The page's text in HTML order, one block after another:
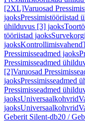
[2XL]Varuosad
jaoksPressimistööriistad
ühilduvus [3] jaoks
tööriistad jaoks
jaoksKontrollimisvahend
Pressimisseadmed jaoks
Pressimisseadmed
[2]Varuosad
jaoksPressimisseadmed
Pressimisseadmed
jaoksUniversaalkohvrid
jaoksUniversaalkohvrid
Geberit Silent-db20 /